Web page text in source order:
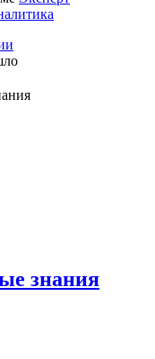
знания